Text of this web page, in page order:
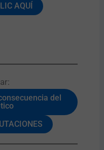
AQUÍ
del